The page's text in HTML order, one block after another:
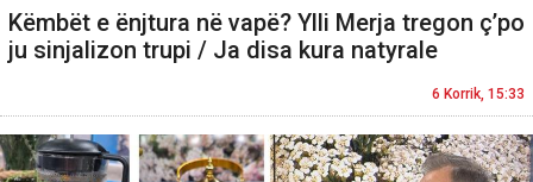
Këmbët e ënjtura në vapë? Ylli Merja tregon ç’po
ju sinjalizon trupi / Ja disa kura natyrale
6 Korrik, 15:33